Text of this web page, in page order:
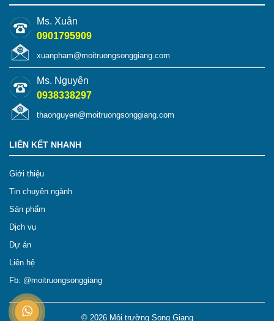
Ms. Xuân
0901795909
xuanpham@moitruongsonggiang.com
Ms. Nguyên
0938338297
thaonguyen@moitruongsonggiang.com
LIÊN KẾT NHANH
Giới thiệu
Tin chuyên ngành
Sản phẩm
Dịch vụ
Dự án
Liên hệ
Fb: @moitruongsonggiang
© 2026 Môi trường Song Giang